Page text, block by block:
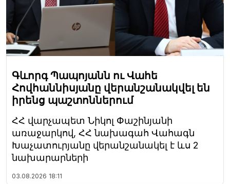
Գևորգ Պապոյանն ու Վահե
Հովհաննիսյանը վերանշանակվել են
իրենց պաշտոններում
ՀՀ վարչապետ Նիկոլ Փաշինյանի
առաջարկով, ՀՀ նախագահ Վահագն
Խաչատուրյանը վերանշանակել է ևս 2
նախարարների
03.08.2026 18:11